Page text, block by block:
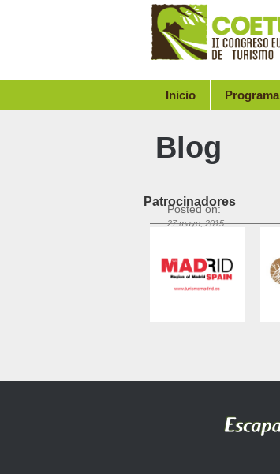
Inicio Programa
Blog
Posted on:
27 mayo, 2015
By:
admin
Patrocinadores